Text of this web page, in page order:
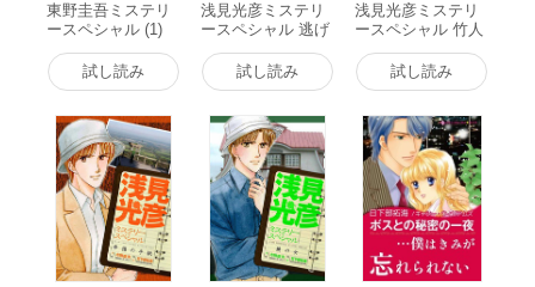
東野圭吾ミステリ
ースペシャル (1)
レイクサイド 電子
書籍版試し読み
浅見光彦ミステリ
ースペシャル 逃げ
ろ光彦 電子書籍版
試し読み
浅見光彦ミステリ
ースペシャル 竹人
形殺人事件 電子書
籍版
試し読み